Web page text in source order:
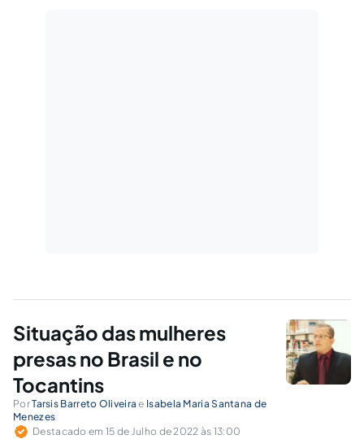
Situação das mulheres
presas no Brasil e no
Tocantins
PorTarsis Barreto Oliveira e Isabela Maria Santana de
Menezes
Destacado em 15 de Julho de 2022 às 13:00